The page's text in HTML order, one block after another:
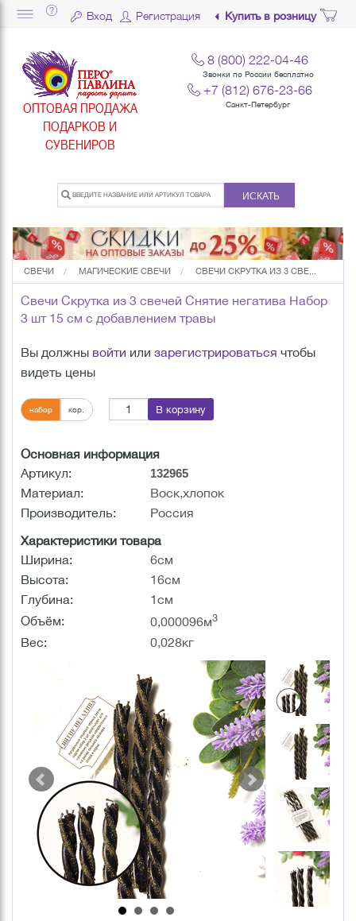
Вход Регистрация Купить в розницу
ОПТОВАЯ ПРОДАЖА
ПОДАРКОВ И
СУВЕНИРОВ
8 (800) 222-04-46
Звонки по России бесплатно
+7 (812) 676-23-66
Санкт-Петербург
ИСКАТЬ
СВЕЧИ МАГИЧЕСКИЕ СВЕЧИ СВЕЧИ СКРУТКА ИЗ 3 СВЕ...
Свечи Скрутка из 3 свечей Снятие негатива Набор
3 шт 15 см с добавлением травы
Вы должны войти или зарегистрироваться чтобы
видеть цены
набор кор. В корзину
Основная информация
Артикул:
132965
Материал:
Воск,хлопок
Производитель:
Россия
Характеристики товара
Ширина:
6см
Высота:
16см
Глубина:
1см
Объём:
0,000096м3
Вес: 0,028кг